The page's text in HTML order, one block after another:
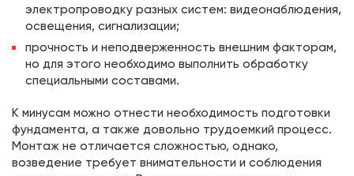
электропроводку разных систем: видеонаблюдения,
освещения, сигнализации;
прочность и неподверженность внешним факторам,
но для этого необходимо выполнить обработку
специальными составами.
К минусам можно отнести необходимость подготовки
фундамента, а также довольно трудоемкий процесс.
Монтаж не отличается сложностью, однако,
возведение требует внимательности и соблюдения